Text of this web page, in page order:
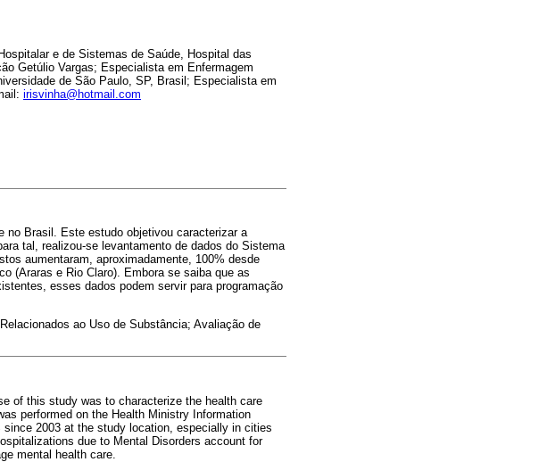
e de Sistemas de Saúde, Hospital das
Getúlio Vargas; Especialista em Enfermagem
de São Paulo, SP, Brasil; Especialista em
irisvinha@hotmail.com
no Brasil. Este estudo objetivou caracterizar a
tal, realizou-se levantamento de dados do Sistema
aumentaram, aproximadamente, 100% desde
(Araras e Rio Claro). Embora se saiba que as
esses dados podem servir para programação
ao Uso de Substância; Avaliação de
of this study was to characterize the health care
performed on the Health Ministry Information
2003 at the study location, especially in cities
due to Mental Disorders account for
mental health care.